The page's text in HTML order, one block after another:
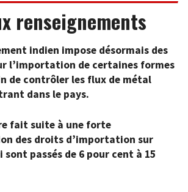
renseignements
indien impose désormais des
l’importation de certaines formes
de contrôler les flux de métal
dans le pays.
fait suite à une forte
des droits d’importation sur
sont passés de 6 pour cent à 15